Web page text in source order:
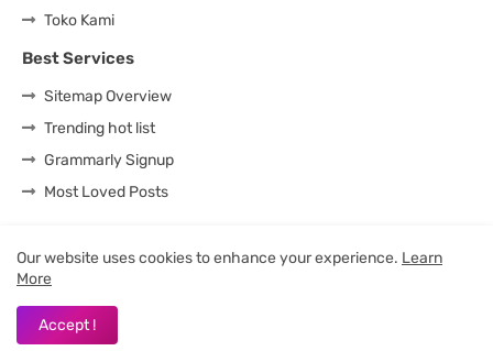
Toko Kami
Best Services
Sitemap Overview
Trending hot list
Grammarly Signup
Most Loved Posts
Design by -
Our website uses cookies to enhance your experience. Learn
More
Accept !